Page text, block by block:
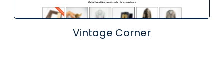
Vintage Corner